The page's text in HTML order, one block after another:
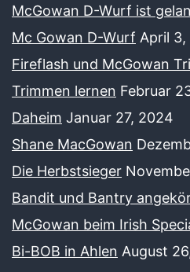
McGowan D-Wurf ist
Mc Gowan D-Wurf April
Fireflash und McGowan
Trimmen lernen Februar
Daheim Januar 27, 2024
Shane MacGowan
Die Herbstsieger
Bandit und Bantry
McGowan beim Irish
Bi-BOB in Ahlen August